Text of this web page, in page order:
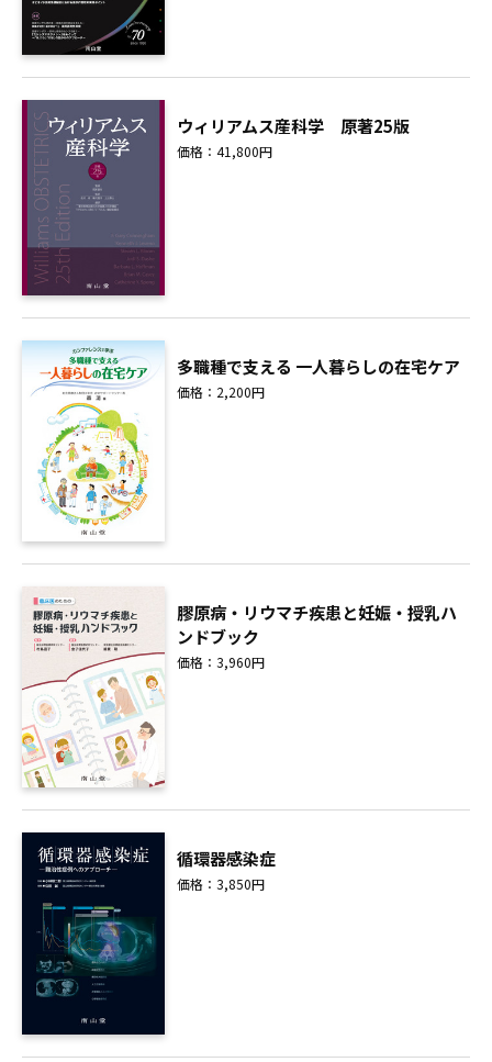
ウィリアムス産科学 原著25版
価格：41,800円
多職種で支える 一人暮らしの在宅ケア
価格：2,200円
膠原病・リウマチ疾患と妊娠・授乳ハ
ンドブック
価格：3,960円
循環器感染症
価格：3,850円